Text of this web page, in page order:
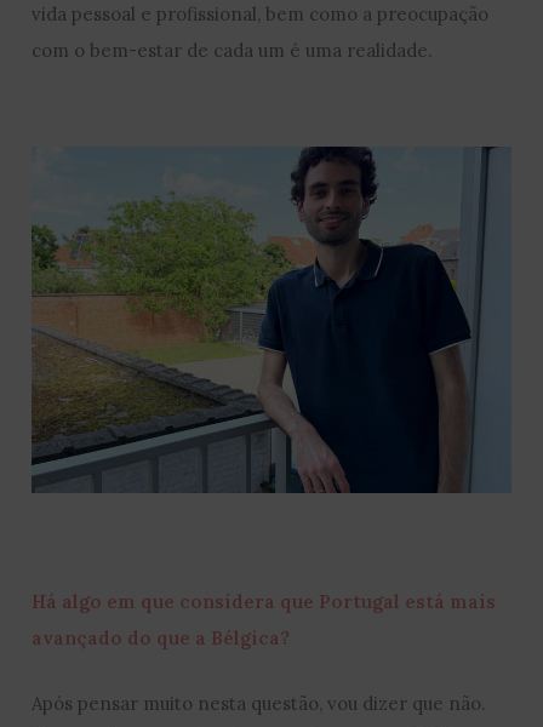
vida pessoal e profissional, bem como a preocupação
com o bem-estar de cada um é uma realidade.
Há algo em que considera que Portugal está mais
avançado do que a Bélgica?
Após pensar muito nesta questão, vou dizer que não.